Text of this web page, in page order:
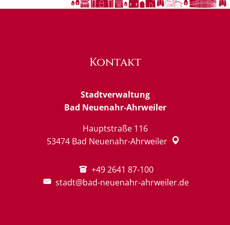
Kontakt
Stadtverwaltung
Bad Neuenahr-Ahrweiler
Hauptstraße 116
53474 Bad Neuenahr-Ahrweiler
+49 2641 87-100
stadt@bad-neuenahr-ahrweiler.de